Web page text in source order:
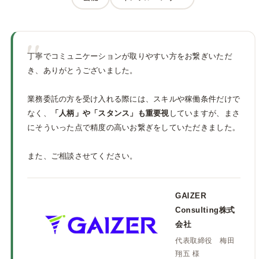
"
丁寧でコミュニケーションが取りやすい方をお繋ぎいただ
き、ありがとうございました。
業務委託の方を受け入れる際には、スキルや稼働条件だけで
なく、
「人柄」や「スタンス」も重要視していますが、まさ
にそういった点で精度の高いお繋ぎをしていただきました。
また、ご相談させてください。
GAIZER
Consulting株式
会社
代表取締役 梅田
翔五 様